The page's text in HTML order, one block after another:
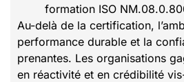
formation ISO
Au-delà de la certification,
performance durable et la
prenantes. Les organisations
en réactivité et en crédibilité